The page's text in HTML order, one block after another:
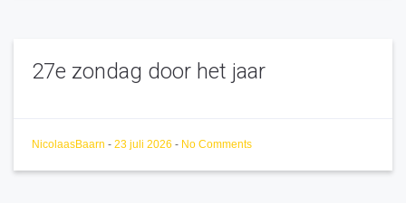
27e zondag door het jaar
NicolaasBaarn - 23 juli 2026 - No Comments